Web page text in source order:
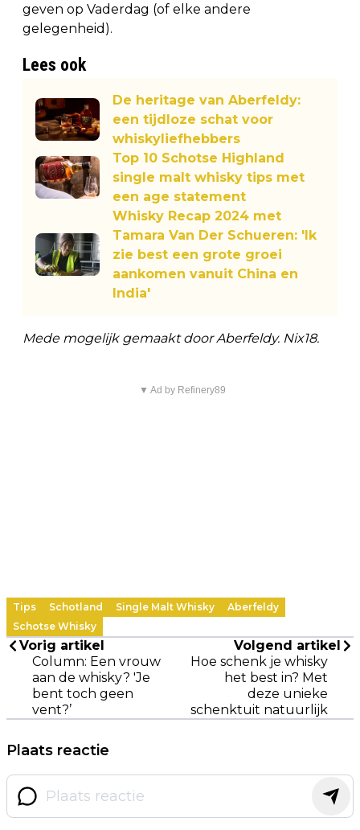
geven op Vaderdag (of elke andere
gelegenheid).
Lees ook
De heritage van Aberfeldy:
een tijdloze schat voor
whiskyliefhebbers
Top 10 Schotse Highland
single malt whisky tips met
een age statement
Whisky Recap 2024 met
Tamara Van Der Schueren: 'Ik
zie best een grote groei
aankomen vanuit China en
India'
Mede mogelijk gemaakt door Aberfeldy. Nix18.
▼ Ad by Refinery89
Tips Schotland Single Malt Whisky
Aberfeldy
Schotse Whisky
Vorig artikel
Column: Een vrouw
aan de whisky? 'Je
bent toch geen
vent?’
Volgend artikel
Hoe schenk je whisky
het best in? Met
deze unieke
schenktuit natuurlijk
Plaats reactie